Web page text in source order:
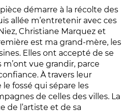
collègues
social,
démarre à la récolte des
allée m’entretenir avec ces
Christiane Marquez et
est ma grand-mère, les
Elles ont accepté de se
m’ont vue grandir, parce
À travers leur
le fossé qui sépare les
de celles des villes. La
de l’artiste et de sa